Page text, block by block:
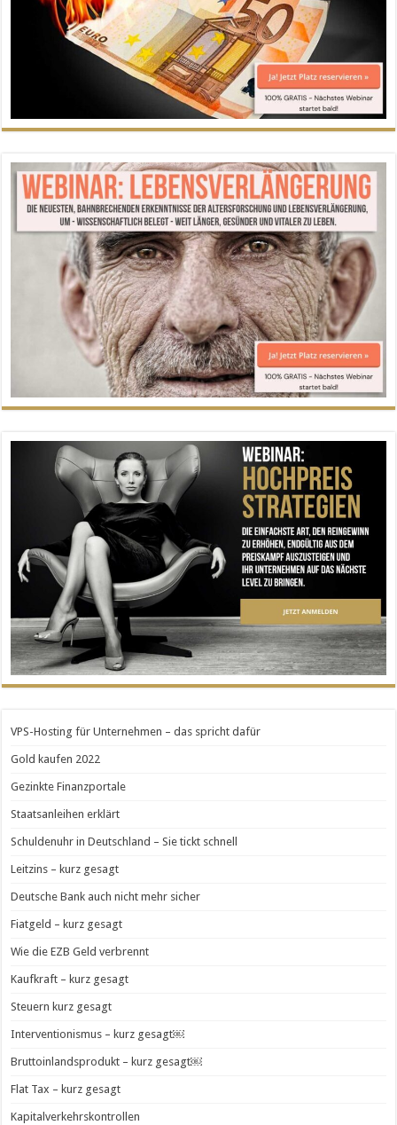
VPS-Hosting für Unternehmen – das spricht dafür
Gold kaufen 2022
Gezinkte Finanzportale
Staatsanleihen erklärt
Schuldenuhr in Deutschland – Sie tickt schnell
Leitzins – kurz gesagt
Deutsche Bank auch nicht mehr sicher
Fiatgeld – kurz gesagt
Wie die EZB Geld verbrennt
Kaufkraft – kurz gesagt
Steuern kurz gesagt
Interventionismus – kurz gesagt￼
Bruttoinlandsprodukt – kurz gesagt￼
Flat Tax – kurz gesagt
Kapitalverkehrskontrollen